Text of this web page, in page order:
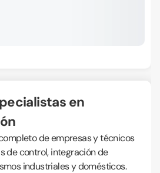
de empresas y técnicos
de control, integración de
industriales y domésticos.